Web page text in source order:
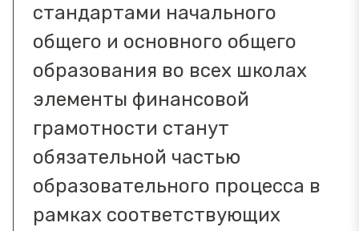
стандартами начального
общего и основного общего
образования во всех школах
элементы финансовой
грамотности станут
обязательной частью
образовательного процесса в
рамках соответствующих